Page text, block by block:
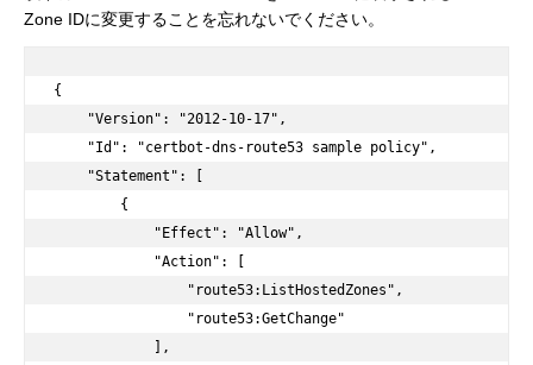
Zone IDに変更することを忘れないでください。
{
    "Version": "2012-10-17",
    "Id": "certbot-dns-route53 sample policy",
    "Statement": [
        {
            "Effect": "Allow",
            "Action": [
                "route53:ListHostedZones",
                "route53:GetChange"
            ],